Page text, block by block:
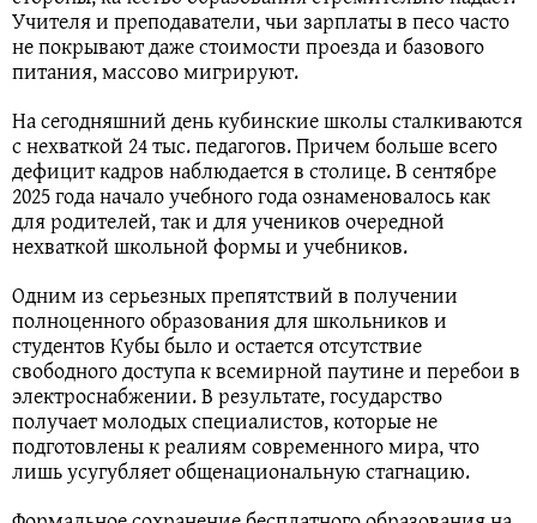
Учителя и преподаватели, чьи зарплаты в песо часто
не покрывают даже стоимости проезда и базового
питания, массово мигрируют.
На сегодняшний день кубинские школы сталкиваются
с нехваткой 24 тыс. педагогов. Причем больше всего
дефицит кадров наблюдается в столице. В сентябре
2025 года начало учебного года ознаменовалось как
для родителей, так и для учеников очередной
нехваткой школьной формы и учебников.
Одним из серьезных препятствий в получении
полноценного образования для школьников и
студентов Кубы было и остается отсутствие
свободного доступа к всемирной паутине и перебои в
электроснабжении. В результате, государство
получает молодых специалистов, которые не
подготовлены к реалиям современного мира, что
лишь усугубляет общенациональную стагнацию.